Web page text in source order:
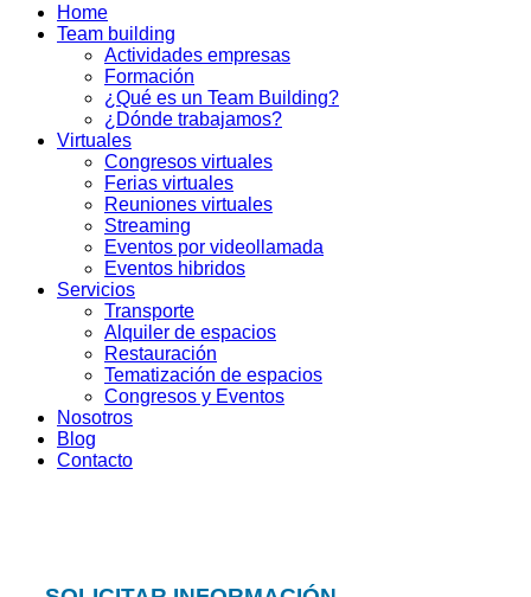
Home
Team building
Actividades empresas
Formación
¿Qué es un Team Building?
¿Dónde trabajamos?
Virtuales
Congresos virtuales
Ferias virtuales
Reuniones virtuales
Streaming
Eventos por videollamada
Eventos hibridos
Servicios
Transporte
Alquiler de espacios
Restauración
Tematización de espacios
Congresos y Eventos
Nosotros
Blog
Contacto